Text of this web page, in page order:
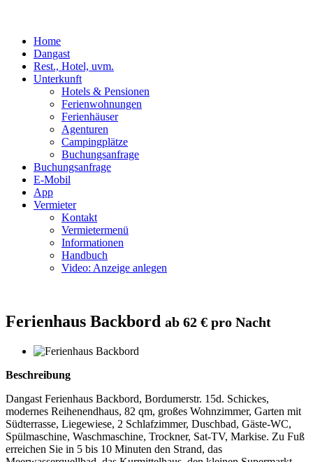
Home
Dangast
Rest., Hotel, uvm.
Unterkunft
Hotels & Pensionen
Ferienwohnungen
Ferienhäuser
Agenturen
Campingplätze
Buchungsanfrage
Buchungsanfrage
E-Mobil
App
Vermieter
Kontakt
Vermietermenü
Informationen
Handbuch
Video: Anzeige anlegen
Ferienhaus Backbord ab 62 € pro Nacht
Beschreibung
Dangast Ferienhaus Backbord, Bordumerstr. 15d. Schickes,
modernes Reihenendhaus, 82 qm, großes Wohnzimmer, Garten mit
Südterrasse, Liegewiese, 2 Schlafzimmer, Duschbad, Gäste-WC,
Spülmaschine, Waschmaschine, Trockner, Sat-TV, Markise. Zu Fuß
erreichen Sie in 5 bis 10 Minuten den Strand, das